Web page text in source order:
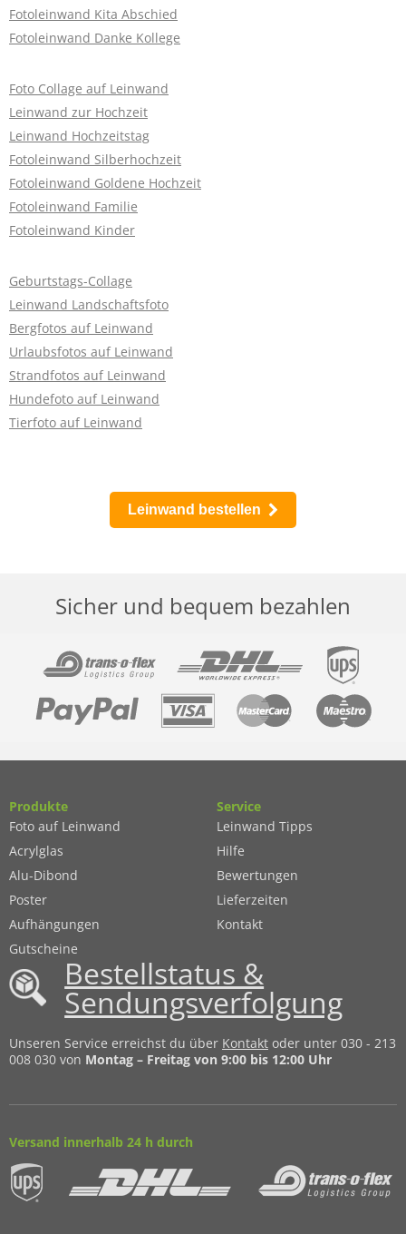
Fotoleinwand Kita Abschied
Fotoleinwand Danke Kollege
Foto Collage auf Leinwand
Leinwand zur Hochzeit
Leinwand Hochzeitstag
Fotoleinwand Silberhochzeit
Fotoleinwand Goldene Hochzeit
Fotoleinwand Familie
Fotoleinwand Kinder
Geburtstags-Collage
Leinwand Landschaftsfoto
Bergfotos auf Leinwand
Urlaubsfotos auf Leinwand
Strandfotos auf Leinwand
Hundefoto auf Leinwand
Tierfoto auf Leinwand
Leinwand bestellen
Sicher und bequem bezahlen
Produkte
Foto auf Leinwand
Acrylglas
Alu-Dibond
Poster
Aufhängungen
Gutscheine
Service
Leinwand Tipps
Hilfe
Bewertungen
Lieferzeiten
Kontakt
Bestellstatus &
Sendungsverfolgung
Unseren Service erreichst du über Kontakt oder unter 030 - 213
008 030 von Montag – Freitag von 9:00 bis 12:00 Uhr
Versand innerhalb 24 h durch